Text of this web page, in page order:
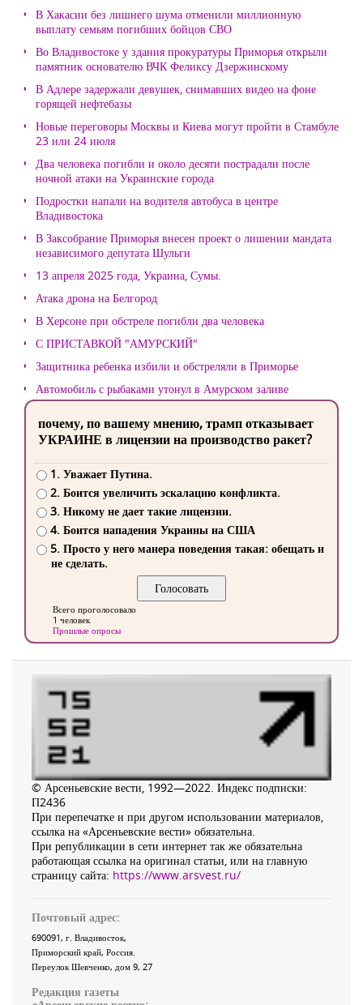
В Хакасии без лишнего шума отменили миллионную
выплату семьям погибших бойцов СВО
Во Владивостоке у здания прокуратуры Приморья открыли
памятник основателю ВЧК Феликсу Дзержинскому
В Адлере задержали девушек, снимавших видео на фоне
горящей нефтебазы
Новые переговоры Москвы и Киева могут пройти в Стамбуле
23 или 24 июля
Два человека погибли и около десяти пострадали после
ночной атаки на Украинские города
Подростки напали на водителя автобуса в центре
Владивостока
В Заксобрание Приморья внесен проект о лишении мандата
независимого депутата Шульги
13 апреля 2025 года, Украина, Сумы.
Атака дрона на Белгород
В Херсоне при обстреле погибли два человека
С ПРИСТАВКОЙ "АМУРСКИЙ"
Защитника ребенка избили и обстреляли в Приморье
Автомобиль с рыбаками утонул в Амурском заливе
почему, по вашему мнению, трамп отказывает
УКРАИНЕ в лицензии на производство ракет?
1. Уважает Путина.
2. Боится увеличить эскалацию конфликта.
3. Никому не дает такие лицензии.
4. Боится нападения Украины на США
5. Просто у него манера поведения такая: обещать и
не сделать.
Всего проголосовало
1 человек
Прошлые опросы
© Арсеньевские вести, 1992—2022. Индекс подписки:
П2436
При перепечатке и при другом использовании материалов,
ссылка на «Арсеньевские вести» обязательна.
При републикации в сети интернет так же обязательна
работающая ссылка на оригинал статьи, или на главную
страницу сайта: https://www.arsvest.ru/
Почтовый адрес:
690091, г. Владивосток,
Приморский край, Россия
Переулок Шевченко, дом 9, 27
Редакция газеты